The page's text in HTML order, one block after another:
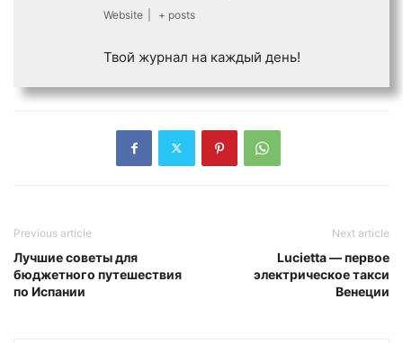
Website + posts
Твой журнал на каждый день!
Previous article
Лучшие советы для
бюджетного путешествия
по Испании
Next article
Lucietta — первое
электрическое такси
Венеции